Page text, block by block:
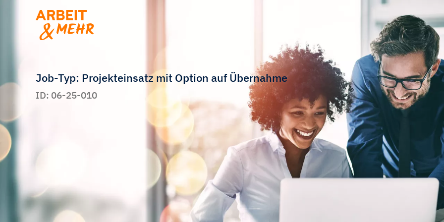
Job-Typ: Projekteinsatz mit Option auf Übernahme
ID: 06-25-010